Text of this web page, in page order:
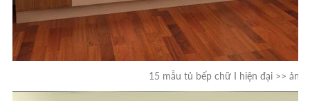
15 mẫu tủ bếp chữ I hiện đại >> ảnh